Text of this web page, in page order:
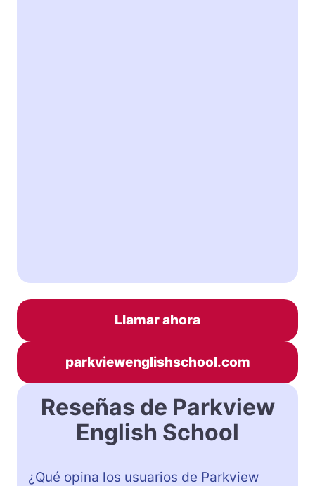
Llamar ahora
parkviewenglishschool.com
Reseñas de Parkview
English School
¿Qué opina los usuarios de Parkview